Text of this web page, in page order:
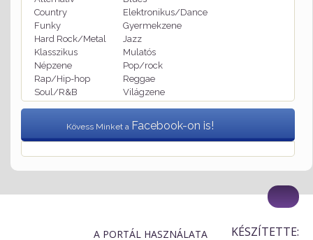
Country
Elektronikus/Dance
Funky
Gyermekzene
Hard Rock/Metal
Jazz
Klasszikus
Mulatós
Népzene
Pop/rock
Rap/Hip-hop
Reggae
Soul/R&B
Világzene
Kövess Minket a Facebook-on is!
A PORTÁL HASZNÁLATA KÉSZÍTETTE: